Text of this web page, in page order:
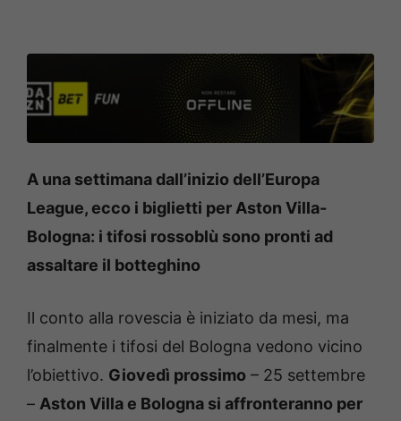
A una settimana dall’inizio dell’Europa
League, ecco i biglietti per Aston Villa-
Bologna: i tifosi rossoblù sono pronti ad
assaltare il botteghino
Il conto alla rovescia è iniziato da mesi, ma
finalmente i tifosi del Bologna vedono vicino
l’obiettivo. Giovedì prossimo – 25 settembre
– Aston Villa e Bologna si affronteranno per